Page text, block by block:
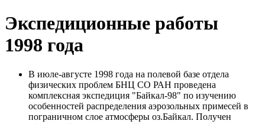
Экспедиционные работы
1998 года
В июле-августе 1998 года на полевой базе отдела
физических проблем БНЦ СО РАН проведена
комплексная экспедиция "Байкал-98" по изучению
особенностей распределения аэрозольных примесей в
пограничном слое атмосферы оз.Байкал. Получен